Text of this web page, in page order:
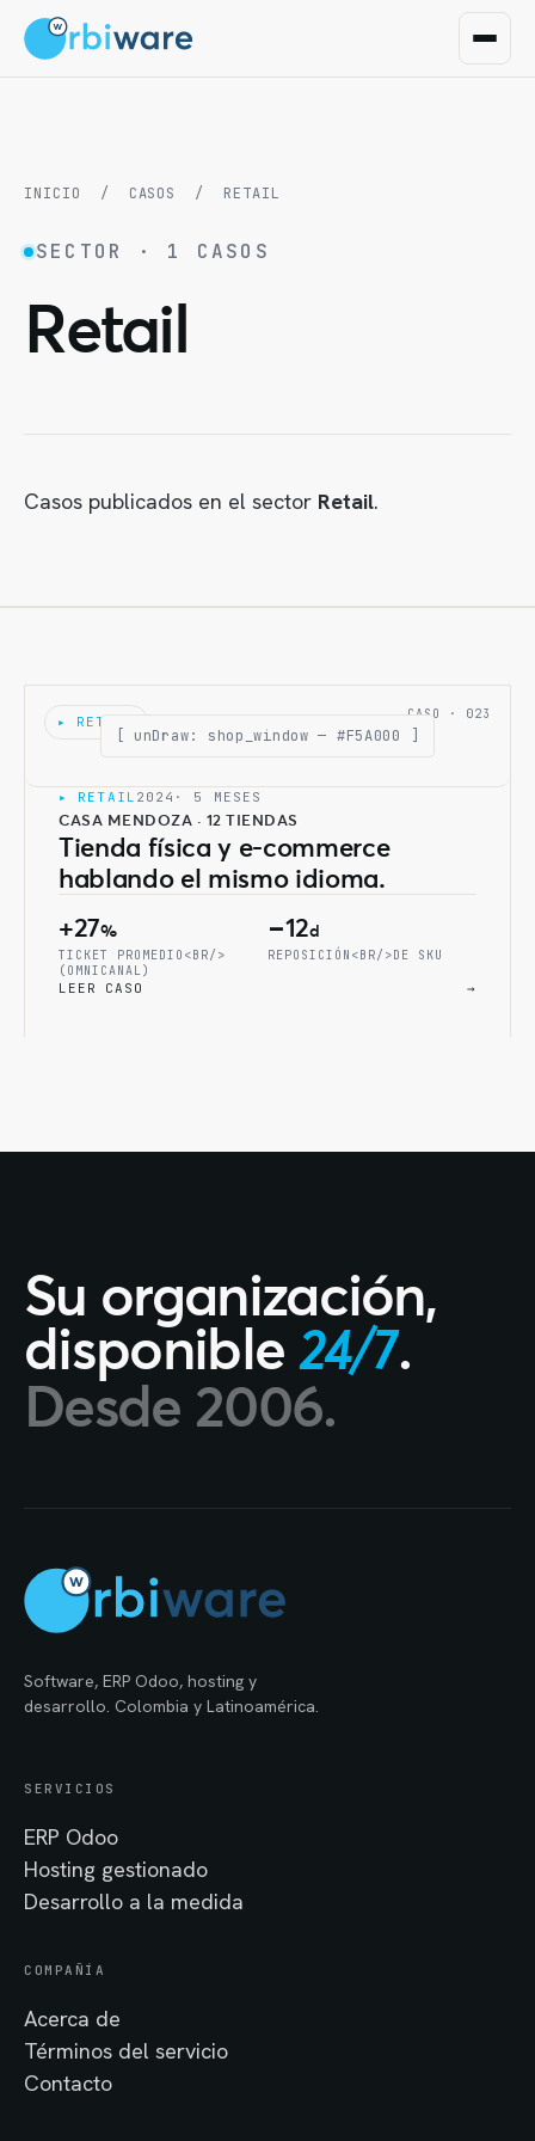
INICIO / CASOS / RETAIL
SECTOR · 1 CASOS
Retail
Casos publicados en el sector Retail.
▸ RETAIL CASO · 023
[ unDraw: shop_window — #F5A000 ]
▸ RETAIL 2024 · 5 MESES
CASA MENDOZA · 12 TIENDAS
Tienda física y e-commerce
hablando el mismo idioma.
+27%
TICKET PROMEDIO<BR/>
(OMNICANAL)
−12d
REPOSICIÓN<BR/>DE SKU
LEER CASO →
Su organización,
disponible24/7.
Desde 2006.
Software, ERP Odoo, hosting y
desarrollo. Colombia y Latinoamérica.
SERVICIOS
ERP Odoo
Hosting gestionado
Desarrollo a la medida
COMPAÑÍA
Acerca de
Términos del servicio
Contacto